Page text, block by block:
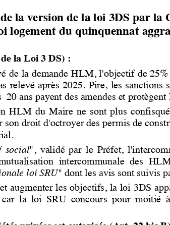
la version de la loi 3DS par la
logement du quinquennat
la Loi 3 DS) :
de la demande HLM, l'objectif de
prelevé  après  2025.  Pire,  les
20 ans payent des amendes et
HLM  du  Maire  ne  sont  plus
son droit d'octroyer des permis de
social
",  validé  par  le  Préfet,
la  mutualisation
loi SRU" dont les avis sont suivis
et augmenter les objectifs, la loi 3DS
HLM,  car  la  loi  SRU